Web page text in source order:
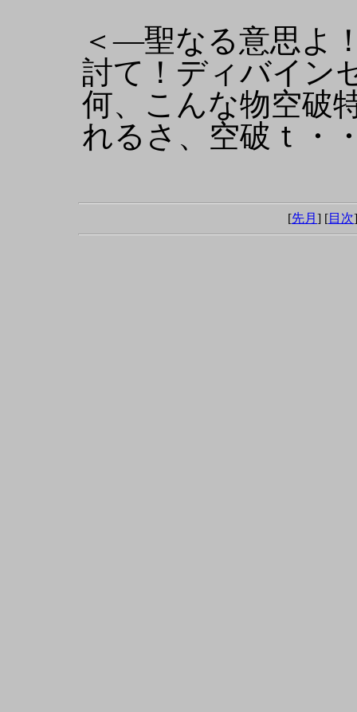
＜―聖なる意思よ
討て！ディバイン
何、こんな物空破
れるさ、空破ｔ・
[先月 ] [目次